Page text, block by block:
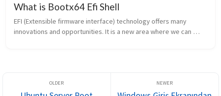
What is Bootx64 Efi Shell
EFI (Extensible firmware interface) technology offers many
innovations and opportunities. It is a new area where we can